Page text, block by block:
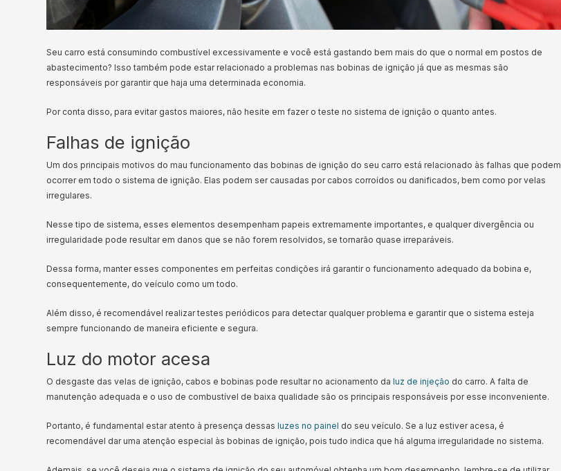
Seu carro está consumindo combustível excessivamente e você está gastando bem mais do que o normal em postos de
abastecimento? Isso também pode estar relacionado a problemas nas bobinas de ignição já que as mesmas são
responsáveis por garantir que haja uma determinada economia.
Por conta disso, para evitar gastos maiores, não hesite em fazer o teste no sistema de ignição o quanto antes.
Falhas de ignição
Um dos principais motivos do mau funcionamento das bobinas de ignição do seu carro está relacionado às falhas que podem
ocorrer em todo o sistema de ignição. Elas podem ser causadas por cabos corroídos ou danificados, bem como por velas
irregulares.
Nesse tipo de sistema, esses elementos desempenham papeis extremamente importantes, e qualquer divergência ou
irregularidade pode resultar em danos que se não forem resolvidos, se tornarão quase irreparáveis.
Dessa forma, manter esses componentes em perfeitas condições irá garantir o funcionamento adequado da bobina e,
consequentemente, do veículo como um todo.
Além disso, é recomendável realizar testes periódicos para detectar qualquer problema e garantir que o sistema esteja
sempre funcionando de maneira eficiente e segura.
Luz do motor acesa
O desgaste das velas de ignição, cabos e bobinas pode resultar no acionamento da luz de injeção do carro. A falta de
manutenção adequada e o uso de combustível de baixa qualidade são os principais responsáveis por esse inconveniente.
Portanto, é fundamental estar atento à presença dessas luzes no painel do seu veículo. Se a luz estiver acesa, é
recomendável dar uma atenção especial às bobinas de ignição, pois tudo indica que há alguma irregularidade no sistema.